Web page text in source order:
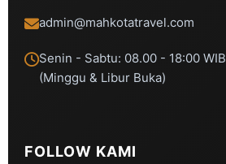
admin@mahkotatravel.com
Senin - Sabtu: 08.00 - 18:00 WIB
(Minggu & Libur Buka)
FOLLOW KAMI